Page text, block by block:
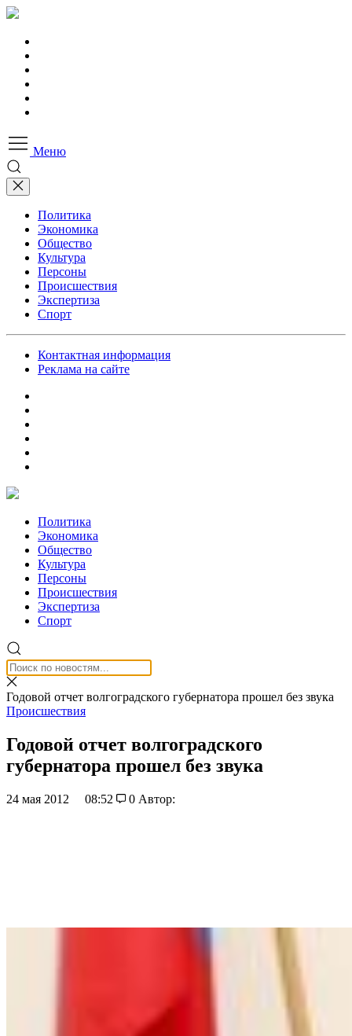
Меню
Политика
Экономика
Общество
Культура
Персоны
Происшествия
Экспертиза
Спорт
Контактная информация
Реклама на сайте
Политика
Экономика
Общество
Культура
Персоны
Происшествия
Экспертиза
Спорт
Годовой отчет волгоградского губернатора прошел без звука
Происшествия
Годовой отчет волгоградского
губернатора прошел без звука
24 мая 2012 08:52 0 Автор: